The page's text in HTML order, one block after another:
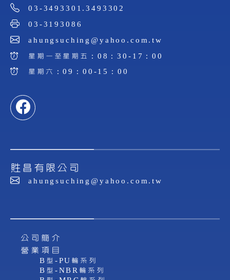
03-3493301.3493302
03-3193086
ahungsuching@yahoo.com.tw
星期一至星期五：08：30-17：00
星期六：09：00-15：00
貹昌有限公司
ahungsuching@yahoo.com.tw
公司簡介
營業項目
B型-PU輪系列
B型-NBR輪系列